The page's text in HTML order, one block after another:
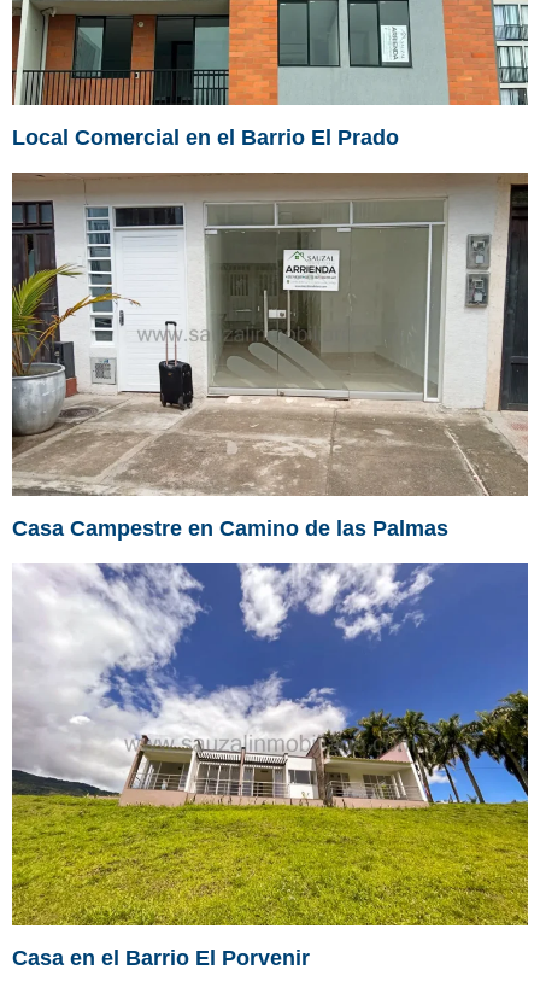
Local Comercial en el Barrio El Prado
Casa Campestre en Camino de las Palmas
Casa en el Barrio El Porvenir